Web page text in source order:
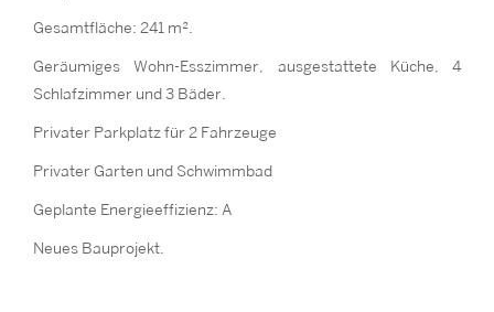
Gesamtfläche: 241 m².
Geräumiges Wohn-Esszimmer, ausgestattete Küche, 4
Schlafzimmer und 3 Bäder.
Privater Parkplatz für 2 Fahrzeuge
Privater Garten und Schwimmbad
Geplante Energieeffizienz: A
Neues Bauprojekt.